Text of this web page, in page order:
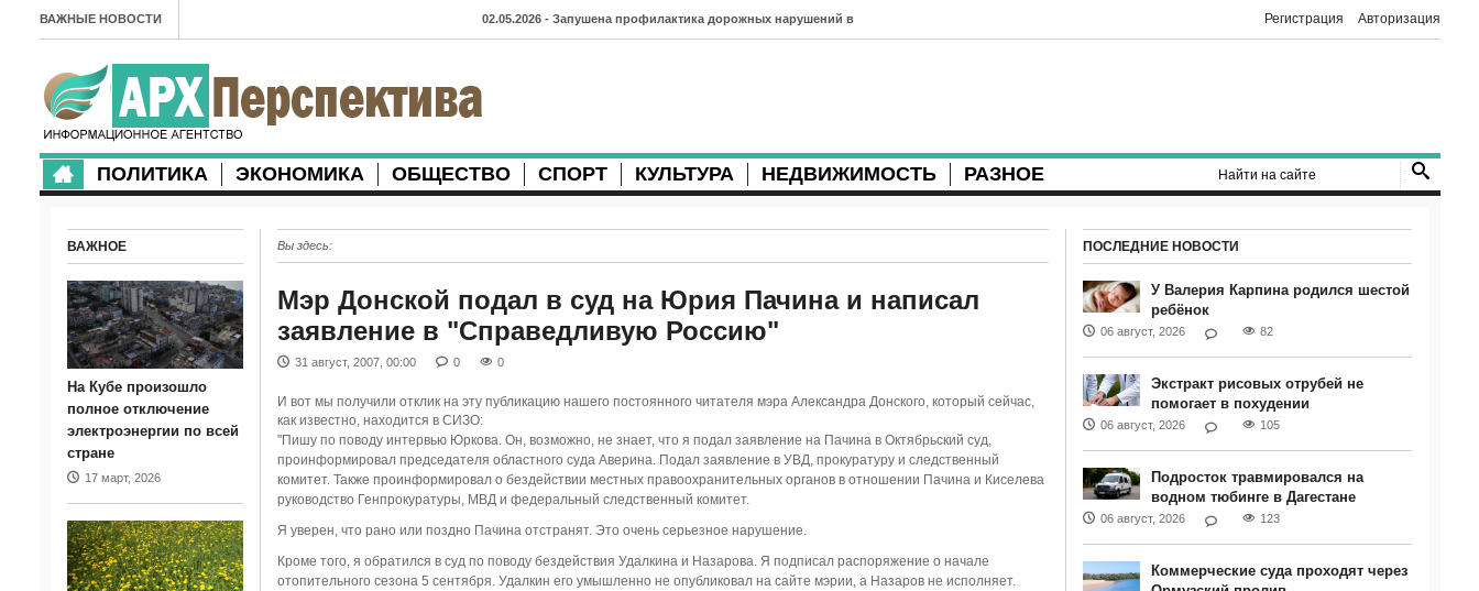
ВАЖНЫЕ НОВОСТИ 02.05.2026 - Запушена профилактика дорожных нарушений в
27.04.2026 - Губернатор Архангельской области контролирует
23.04.2026 - Детский экологический форум усилит
продолжают затруднять движение
21.04.2026 - Выгуливание собак: правила и штрафы в России
20.04.2026 - Итоги хоккейного сезона в Архангельске: яркие
матчи и новые победы
18.04.2026 - Мобильные комплексы фотофиксации Vitronic
появились в Монтгомери
Регистрация Авторизация
ПОЛИТИКА ЭКОНОМИКА ОБЩЕСТВО СПОРТ КУЛЬТУРА НЕДВИЖИМОСТЬ РАЗНОЕ
Вы здесь:
Мэр Донской подал в суд на Юрия Пачина и написал
заявление в "Справедливую Россию"
31 август, 2007, 00:00 0 0
И вот мы получили отклик на эту публикацию нашего постоянного читателя мэра Александра Донского, который сейчас,
как известно, находится в СИЗО:
"Пишу по поводу интервью Юркова. Он, возможно, не знает, что я подал заявление на Пачина в Октябрьский суд,
проинформировал председателя областного суда Аверина. Подал заявление в УВД, прокуратуру и следственный
комитет. Также проинформировал о бездействии местных правоохранительных органов в отношении Пачина и Киселева
руководство Генпрокуратуры, МВД и федеральный следственный комитет.
Я уверен, что рано или поздно Пачина отстранят. Это очень серьезное нарушение.
Кроме того, я обратился в суд по поводу бездействия Удалкина и Назарова. Я подписал распоряжение о начале
отопительного сезона 5 сентября. Удалкин его умышленно не опубликовал на сайте мэрии, а Назаров не исполняет.
ПОСЛЕДНИЕ НОВОСТИ
У Валерия Карпина родился шестой
ребёнок
06 август, 2026 82
Экстракт рисовых отрубей не
помогает в похудении
06 август, 2026 105
Подросток травмировался на
водном тюбинге в Дагестане
06 август, 2026 123
Коммерческие суда проходят через
ВАЖНОЕ
На Кубе произошло
полное отключение
электроэнергии по всей
стране
17 март, 2026